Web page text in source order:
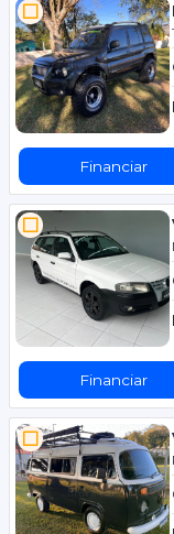
Financiar
Financiar